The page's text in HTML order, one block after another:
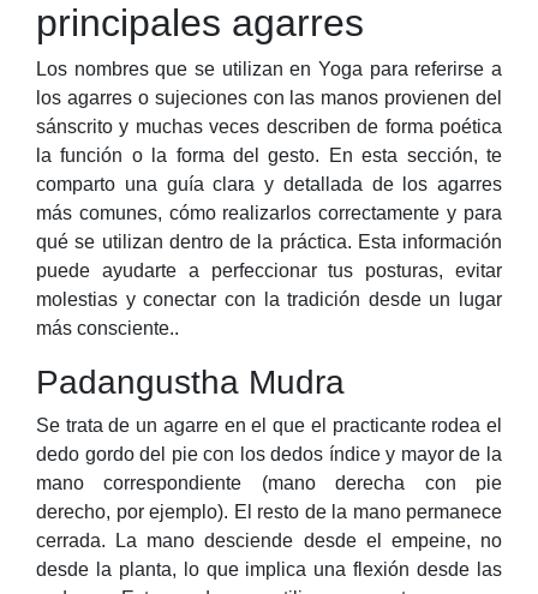
principales agarres
Los nombres que se utilizan en Yoga para referirse a
los agarres o sujeciones con las manos provienen del
sánscrito y muchas veces describen de forma poética
la función o la forma del gesto. En esta sección, te
comparto una guía clara y detallada de los agarres
más comunes, cómo realizarlos correctamente y para
qué se utilizan dentro de la práctica. Esta información
puede ayudarte a perfeccionar tus posturas, evitar
molestias y conectar con la tradición desde un lugar
más consciente..
Padangustha Mudra
Se trata de un agarre en el que el practicante rodea el
dedo gordo del pie con los dedos índice y mayor de la
mano correspondiente (mano derecha con pie
derecho, por ejemplo). El resto de la mano permanece
cerrada. La mano desciende desde el empeine, no
desde la planta, lo que implica una flexión desde las